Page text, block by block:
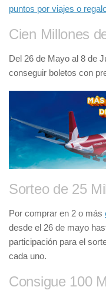
puntos por viajes o
Cien Millones
Del 26 de Mayo al 8 de
conseguir boletos con
Sorteo de 25
Por comprar en 2 o más
desde el 26 de mayo
participación para el
cada uno.
Consigue 100